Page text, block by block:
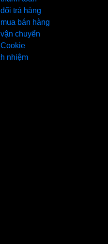
trả hàng
bán hàng
chuyển
nhiệm